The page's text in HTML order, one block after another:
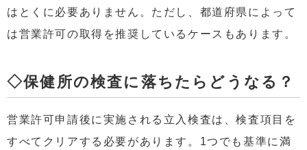
はとくに必要ありません。ただし、都道府県によって
は営業許可の取得を推奨しているケースもあります。
◇保健所の検査に落ちたらどうなる？
営業許可申請後に実施される立入検査は、検査項目を
すべてクリアする必要があります。1つでも基準に満